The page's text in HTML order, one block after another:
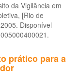
da Vigilância em
[Rio de
Disponível
prático para a